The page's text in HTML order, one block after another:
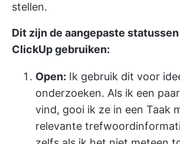
stellen.
Dit zijn de aangepaste
ClickUp gebruiken:
Open: Ik gebruik dit voor
onderzoeken. Als ik een
vind, gooi ik ze in een Taak
relevante